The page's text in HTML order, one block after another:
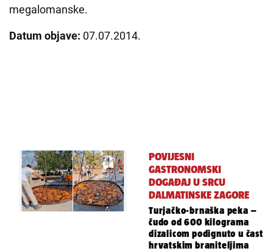
megalomanske.
Datum objave: 07.07.2014.
POVIJESNI
GASTRONOMSKI
DOGAĐAJ U SRCU
DALMATINSKE ZAGORE
Turjačko-brnaška peka –
čudo od 600 kilograma
dizalicom podignuto u čast
hrvatskim braniteljima